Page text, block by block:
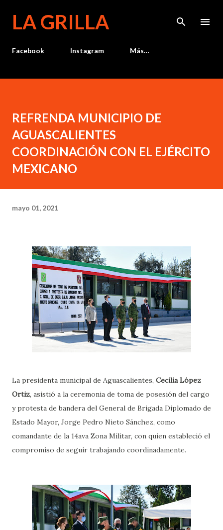
LA GRILLA
Facebook Instagram Más…
REFRENDA MUNICIPIO DE
AGUASCALIENTES
COORDINACIÓN CON EL EJÉRCITO
MEXICANO
mayo 01, 2021
La presidenta municipal de Aguascalientes, Cecilia López
Ortiz, asistió a la ceremonia de toma de posesión del cargo
y protesta de bandera del General de Brigada Diplomado de
Estado Mayor, Jorge Pedro Nieto Sánchez, como
comandante de la 14ava Zona Militar, con quien estableció el
compromiso de seguir trabajando coordinadamente.